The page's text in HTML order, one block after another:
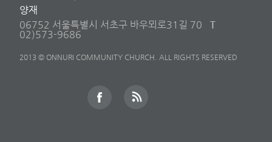
양재
06752 서울특별시 서초구 바우뫼로31길 70
T
02)573-9686
2013 © ONNURI COMMUNITY CHURCH. ALL RIGHTS RESERVED